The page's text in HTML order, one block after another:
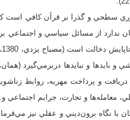
سطحي و گذرا بر قرآن کافي است
و بايدها و نبايدها دربرمي‌گيرد
دريافت و پرداخت مهريه، روابط
معامله‌ها و تجارت، جرایم اجتماعي و... اشاره
با نگاه برون‌ديني و عقلي نيز